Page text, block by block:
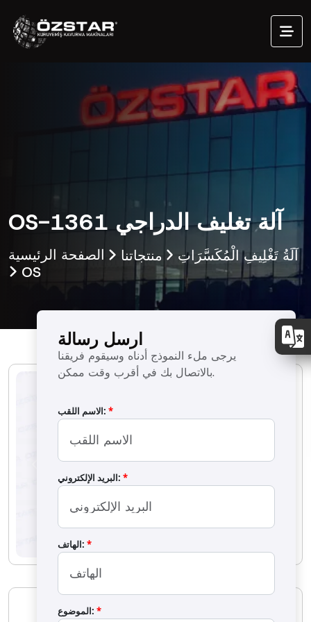
OS-1361 آلة تغليف الدراجي
الصفحة الرئيسية منتجاتنا
آلَةُ تَغْلِيفِ الْمُكَسَّرَاتِ
OS
Previous
ارسل رسالة
يرجى ملء النموذج أدناه وسيقوم فريقنا
بالاتصال بك في أقرب وقت ممكن.
الاسم اللقب: *
البريد الإلكتروني: *
الهاتف: *
الموضوع: *